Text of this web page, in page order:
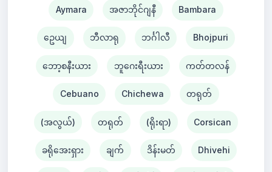
Aymara အဇာဘိုင်ဂျနီ Bambara
ဥေယျ ဘီလာရု ဘင်္ဂါလီ Bhojpuri
ဘော့စနီးယား ဘူဂေးရီးယား ကတ်တလန်
Cebuano Chichewa တရုတ်
(အလွယ်) တရုတ် (ရိုးရာ) Corsican
ခရိုအေးရှား ချက် ဒိန်းမတ် Dhivehi